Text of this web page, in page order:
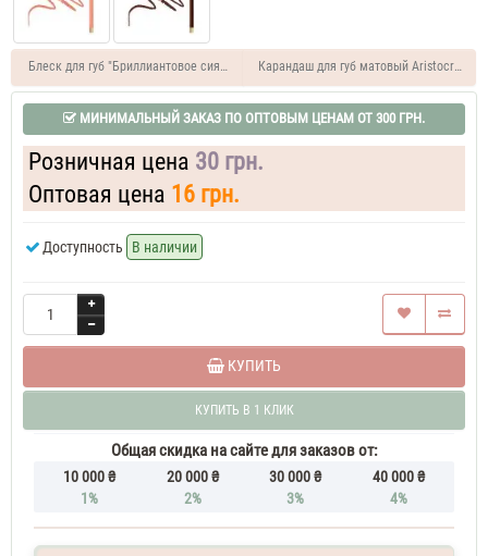
Блеск для губ "Бриллиантовое сияние" Карандаш для губ матовый Aristocrat
МИНИМАЛЬНЫЙ ЗАКАЗ ПО ОПТОВЫМ ЦЕНАМ ОТ 300 ГРН.
Розничная цена 30 грн.
Оптовая цена 16 грн.
Доступность В наличии
КУПИТЬ
КУПИТЬ В 1 КЛИК
Общая скидка на сайте для заказов от:
10 000 ₴
1%
20 000 ₴
2%
30 000 ₴
3%
40 000 ₴
4%